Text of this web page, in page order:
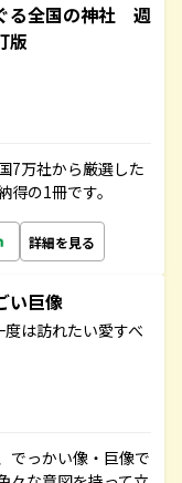
る全国の神社 週
版
7万社から厳選した
の1冊です。
詳細を見る
い巨像
は訪れたい愛すべ
でっかい像・巨像で